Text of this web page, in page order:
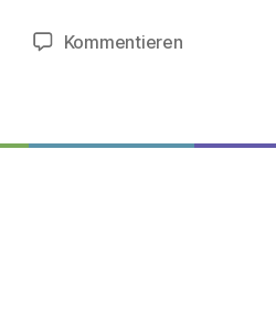
Kommentieren